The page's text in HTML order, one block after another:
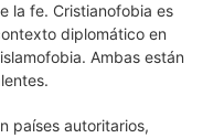
la fe. Cristianofobia es
diplomático en
Ambas están
países autoritarios,